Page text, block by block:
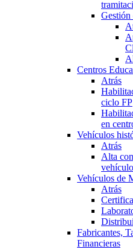
Gestión
Centros
Atrás
ciclo FP
en
Vehículos
Atrás
Alta
Vehículos de
Atrás
Fabricantes,
Financieras